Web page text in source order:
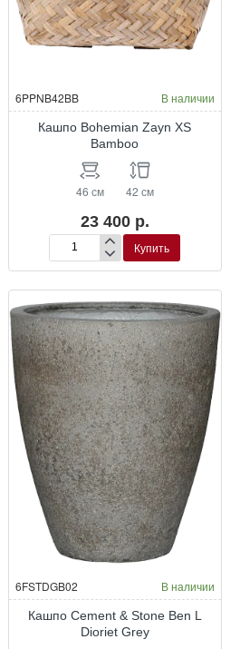
6PPNB42BB В наличии
Кашпо Bohemian Zayn XS
Bamboo
46 см 42 см
23 400 р.
Кашпо
Bohemian
Zayn
XS
Bamboo
Купить
6FSTDGB02 В наличии
Кашпо Cement & Stone Ben L
Dioriet Grey